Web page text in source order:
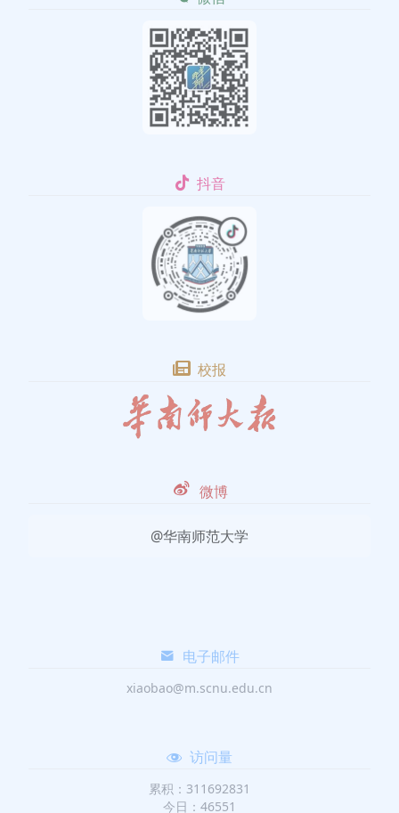
抖音
校报
微博
@华南师范大学
电子邮件
xiaobao@m.scnu.edu.cn
访问量
累积：311692831
今日：46551